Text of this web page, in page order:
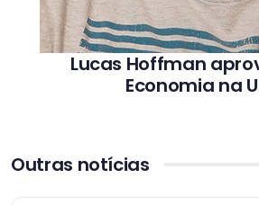
Lucas Hoffman
Economia na
Outras notícias